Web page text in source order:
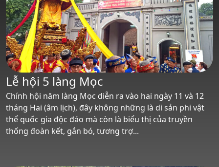
Lễ hội 5 làng Mọc
Chính hội năm làng Mọc diễn ra vào hai ngày 11 và 12
tháng Hai (âm lịch), đây không những là di sản phi vật
thể quốc gia độc đáo mà còn là biểu thị của truyền
thống đoàn kết, gắn bó, tương trợ...